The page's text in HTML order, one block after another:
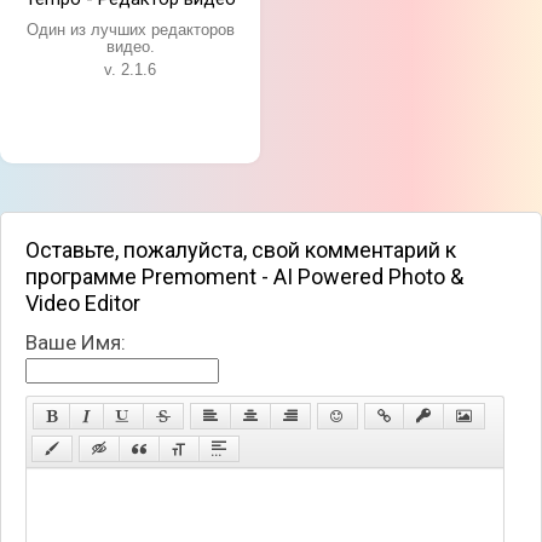
Множество эффектов переходя и уникальных
фильтров;
Один из лучших редакторов
видео.
v. 2.1.6
Оставьте, пожалуйста, свой комментарий к
программе Premoment - AI Powered Photo &
Video Editor
Ваше Имя: